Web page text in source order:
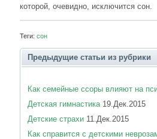
которой, очевидно, исключится сон.
Теги: сон
Предыдущие статьи из рубрики
Как семейные ссоры влияют на
Детская гимнастика 19.Дек.2015
Детские страхи 11.Дек.2015
Как справится с детскими